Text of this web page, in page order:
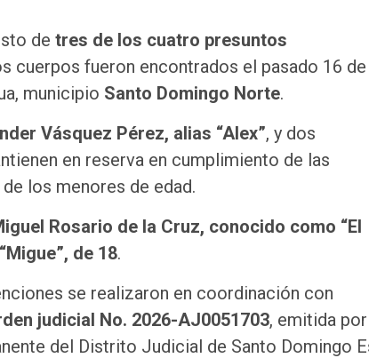
de tres de los cuatro presuntos
cuerpos fueron encontrados el pasado 16 de
municipio Santo Domingo Norte.
Vásquez Pérez, alias “Alex”, y dos
en reserva en cumplimiento de las
los menores de edad.
Rosario de la Cruz, conocido como “El
de 18.
se realizaron en coordinación con
judicial No. 2026-AJ0051703, emitida
del Distrito Judicial de Santo Domingo